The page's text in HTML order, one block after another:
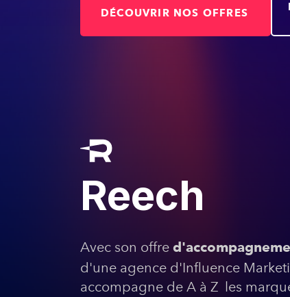
DÉCOUVRIR NOS OFFRES
Reech
Avec son offre
d'une agence d'Influence
accompagne de A à Z les